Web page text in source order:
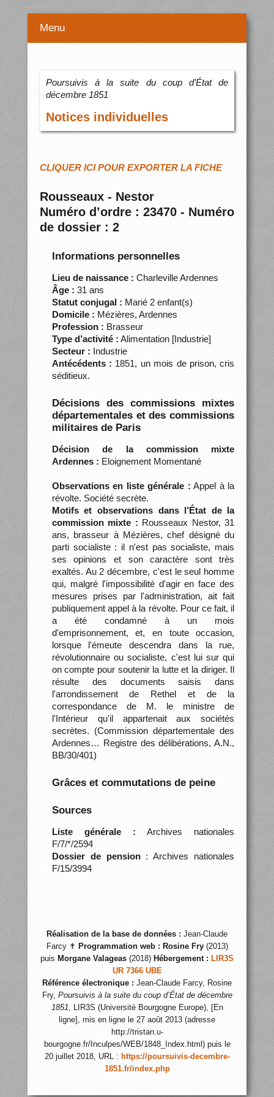
Menu
Poursuivis à la suite du coup d’État de
décembre 1851
Notices individuelles
CLIQUER ICI POUR EXPORTER LA FICHE
Rousseaux - Nestor
Numéro d’ordre : 23470 - Numéro
de dossier : 2
Informations personnelles
Lieu de naissance : Charleville Ardennes
Âge : 31 ans
Statut conjugal : Marié 2 enfant(s)
Domicile : Mézières, Ardennes
Profession : Brasseur
Type d’activité : Alimentation [Industrie]
Secteur : Industrie
Antécédents : 1851, un mois de prison, cris
séditieux.
Décisions des commissions mixtes
départementales et des commissions
militaires de Paris
Décision de la commission mixte
Ardennes : Eloignement Momentané
Observations en liste générale : Appel à la
révolte. Société secrète.
Motifs et observations dans l’État de la
commission mixte : Rousseaux Nestor, 31
ans, brasseur à Mézières, chef désigné du
parti socialiste : il n'est pas socialiste, mais
ses opinions et son caractère sont très
exaltés. Au 2 décembre, c'est le seul homme
qui, malgré l'impossibilité d'agir en face des
mesures prises par l'administration, ait fait
publiquement appel à la révolte. Pour ce fait, il
a été condamné à un mois
d'emprisonnement, et, en toute occasion,
lorsque l'émeute descendra dans la rue,
révolutionnaire ou socialiste, c'est lui sur qui
on compte pour soutenir la lutte et la diriger. Il
résulte des documents saisis dans
l'arrondissement de Rethel et de la
correspondance de M. le ministre de
l'Intérieur qu'il appartenait aux sociétés
secrètes. (Commission départementale des
Ardennes… Registre des délibérations, A.N.,
BB/30/401)
Grâces et commutations de peine
Sources
Liste générale : Archives nationales
F/7/*/2594
Dossier de pension: Archives nationales
F/15/3994
Réalisation de la base de données : Jean-Claude
Farcy ✝ Programmation web : Rosine Fry(2013)
puis Morgane Valageas (2018) Hébergement : LIR3S
UR 7366 UBE
Référence électronique : Jean-Claude Farcy, Rosine
Fry, Poursuivis à la suite du coup d’État de décembre
1851, LIR3S (Université Bourgogne Europe), [En
ligne], mis en ligne le 27 août 2013 (adresse
http://tristan.u-
bourgogne.fr/Inculpes/WEB/1848_Index.html) puis le
20 juillet 2018, URL : https://poursuivis-decembre-
1851.fr/index.php